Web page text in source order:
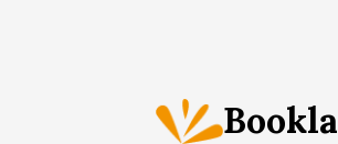
Bookla